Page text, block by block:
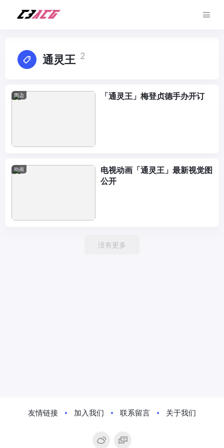
通灵王 2
周边 「通灵王」梅登贞德手办开订
动画
电视动画「通灵王」最新视觉图
公开
没有更多
友情链接 加入我们 联系留言 关于我们